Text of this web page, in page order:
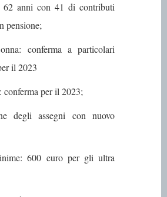
62 anni con 41 di contributi
pensione;
: conferma a particolari
il 2023
: conferma per il 2023;
degli assegni con nuovo
: 600 euro per gli ultra